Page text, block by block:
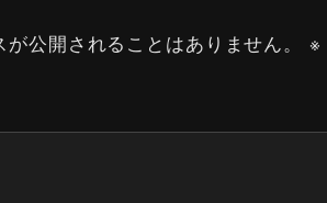
公開されることはありません。 ※